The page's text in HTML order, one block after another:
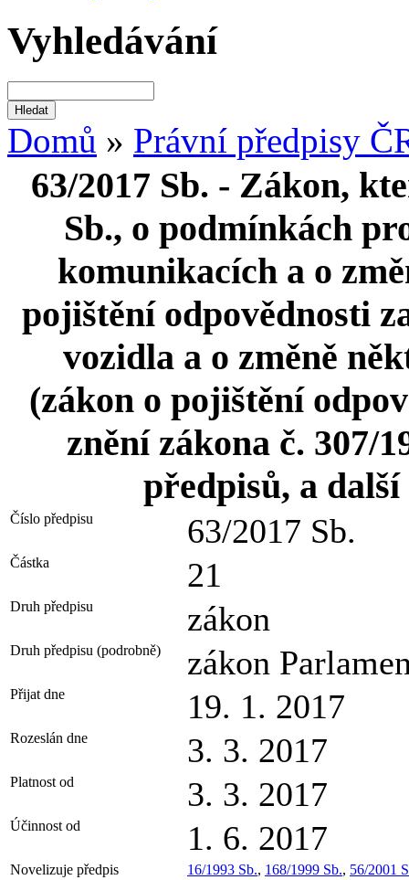
Vyhledávání
Domů » Právní předpisy
63/2017 Sb. - Zákon,
Sb., o podmínkách
komunikacích a o
pojištění odpovědnosti
vozidla a o změně
(zákon o pojištění
znění zákona č. 307/
předpisů, a
Číslo předpisu 63/2017 Sb.
Částka 21
Druh předpisu zákon
Druh předpisu (podrobně) zákon
Přijat dne 19. 1. 2017
Rozeslán dne 3. 3. 2017
Platnost od 3. 3. 2017
Účinnost od 1. 6. 2017
Novelizuje předpis 16/1993 Sb., 168/1999 Sb., 56/2001